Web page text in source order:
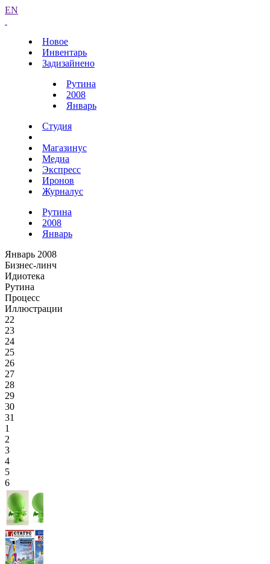
EN
Новое
Инвентарь
Задизайнено
Рутина
2008
Январь
Студия
Магазинус
Медиа
Экспресс
Иронов
Журналус
Рутина
2008
Январь
Январь 2008
Бизнес-линч
Идиотека
Рутина
Процесс
Иллюстрации
22
23
24
25
26
27
28
29
30
31
1
2
3
4
5
6